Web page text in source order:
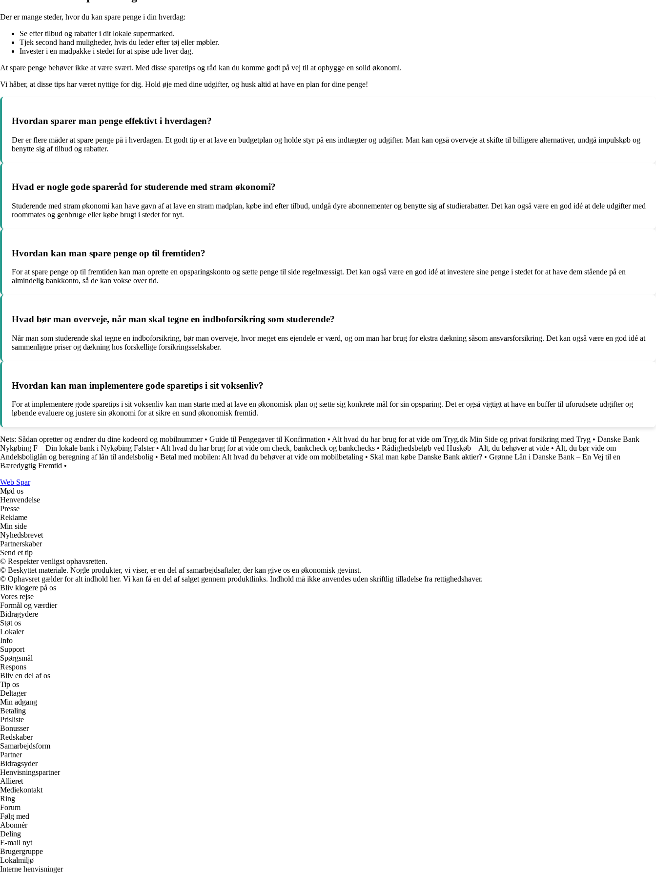
Der er mange steder, hvor du kan spare penge i din hverdag:
Se efter tilbud og rabatter i dit lokale supermarked.
Tjek second hand muligheder, hvis du leder efter tøj eller møbler.
Invester i en madpakke i stedet for at spise ude hver dag.
At spare penge behøver ikke at være svært. Med disse sparetips og råd kan du komme godt på vej til at opbygge en solid økonomi.
Vi håber, at disse tips har været nyttige for dig. Hold øje med dine udgifter, og husk altid at have en plan for dine penge!
Hvordan sparer man penge effektivt i hverdagen?
Der er flere måder at spare penge på i hverdagen. Et godt tip er at lave en budgetplan og holde styr på ens indtægter og udgifter. Man kan også overveje at skifte til billigere alternativer, undgå impulskøb og
benytte sig af tilbud og rabatter.
Hvad er nogle gode spareråd for studerende med stram økonomi?
Studerende med stram økonomi kan have gavn af at lave en stram madplan, købe ind efter tilbud, undgå dyre abonnementer og benytte sig af studierabatter. Det kan også være en god idé at dele udgifter med
roommates og genbruge eller købe brugt i stedet for nyt.
Hvordan kan man spare penge op til fremtiden?
For at spare penge op til fremtiden kan man oprette en opsparingskonto og sætte penge til side regelmæssigt. Det kan også være en god idé at investere sine penge i stedet for at have dem stående på en
almindelig bankkonto, så de kan vokse over tid.
Hvad bør man overveje, når man skal tegne en indboforsikring som studerende?
Når man som studerende skal tegne en indboforsikring, bør man overveje, hvor meget ens ejendele er værd, og om man har brug for ekstra dækning såsom ansvarsforsikring. Det kan også være en god idé at
sammenligne priser og dækning hos forskellige forsikringsselskaber.
Hvordan kan man implementere gode sparetips i sit voksenliv?
For at implementere gode sparetips i sit voksenliv kan man starte med at lave en økonomisk plan og sætte sig konkrete mål for sin opsparing. Det er også vigtigt at have en buffer til uforudsete udgifter og
løbende evaluere og justere sin økonomi for at sikre en sund økonomisk fremtid.
Nets: Sådan opretter og ændrer du dine kodeord og mobilnummer• Guide til Pengegaver til Konfirmation • Alt hvad du har brug for at vide om Tryg.dk Min Side og privat forsikring med Tryg • Danske Bank
Nykøbing F – Din lokale bank i Nykøbing Falster• Alt hvad du har brug for at vide om check, bankcheck og bankchecks • Rådighedsbeløb ved Huskøb – Alt, du behøver at vide • Alt, du bør vide om
Andelsboliglån og beregning af lån til andelsbolig • Betal med mobilen: Alt hvad du behøver at vide om mobilbetaling • Skal man købe Danske Bank aktier? • Grønne Lån i Danske Bank – En Vej til en
Bæredygtig Fremtid •
Web Spar
Mød os
Henvendelse
Presse
Reklame
Min side
Nyhedsbrevet
Partnerskaber
Send et tip
© Respekter venligst ophavsretten.
© Beskyttet materiale. Nogle produkter, vi viser, er en del af samarbejdsaftaler, der kan give os en økonomisk gevinst.
© Ophavsret gælder for alt indhold her. Vi kan få en del af salget gennem produktlinks. Indhold må ikke anvendes uden skriftlig tilladelse fra rettighedshaver.
Bliv klogere på os
Vores rejse
Formål og værdier
Bidragydere
Støt os
Lokaler
Info
Support
Spørgsmål
Respons
Bliv en del af os
Tip os
Deltager
Min adgang
Betaling
Prisliste
Bonusser
Redskaber
Samarbejdsform
Partner
Bidragsyder
Henvisningspartner
Allieret
Mediekontakt
Ring
Forum
Følg med
Abonnér
Deling
E-mail nyt
Brugergruppe
Lokalmiljø
Interne henvisninger